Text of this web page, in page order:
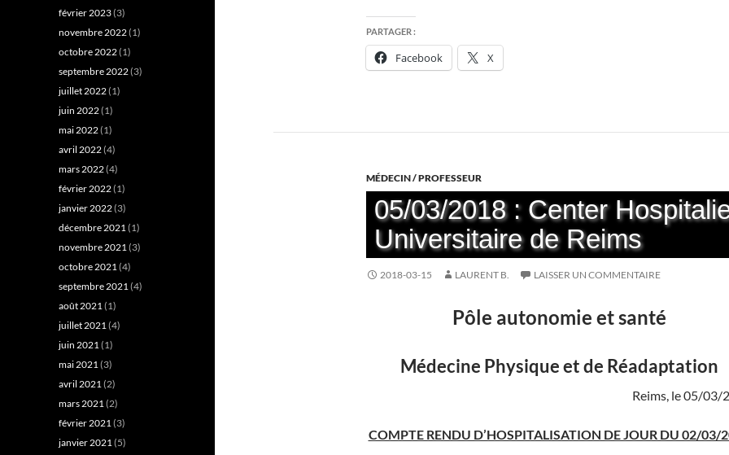
PARTAGER :
Facebook X
MÉDECIN / PROFESSEUR
05/03/2018 : Center
Universitaire de Reims
2018-03-15 LAURENT B. LAISSER UN COMMENTAIRE
Pôle autonomie et santé
Médecine Physique et de Réadaptation
Reims, le 05/03/
COMPTE RENDU D’HOSPITALISATION DE JOUR DU 02/03/
février 2023(3)
novembre 2022(1)
octobre 2022(1)
septembre 2022(3)
juillet 2022(1)
juin 2022(1)
mai 2022(1)
avril 2022(4)
mars 2022(4)
février 2022(1)
janvier 2022(3)
décembre 2021(1)
novembre 2021(3)
octobre 2021(4)
septembre 2021(4)
août 2021(1)
juillet 2021(4)
juin 2021(1)
mai 2021(3)
avril 2021(2)
mars 2021(2)
février 2021(3)
janvier 2021(5)